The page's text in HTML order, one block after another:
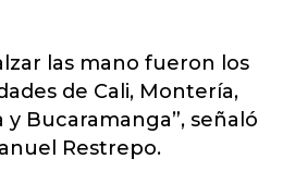
las mano fueron los
de Cali, Montería,
y Bucaramanga”, señaló
Restrepo.